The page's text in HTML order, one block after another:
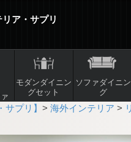
ア・サプリ
モダンダイニン
グセット
ソファダイニン
グ
プリ】 > 海外インテリア >